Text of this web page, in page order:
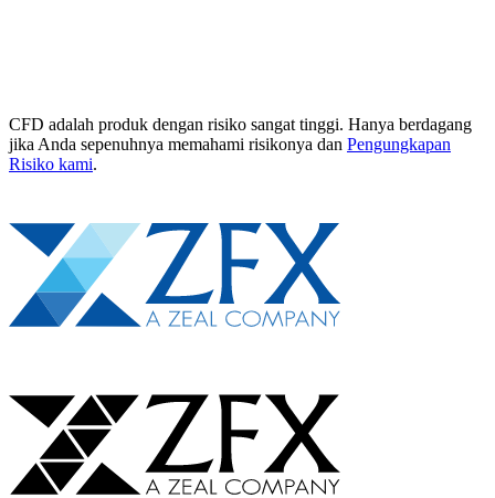
CFD adalah produk dengan risiko sangat tinggi. Hanya berdagang
jika Anda sepenuhnya memahami risikonya dan Pengungkapan
Risiko kami.